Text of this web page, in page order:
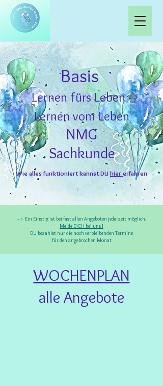
Basis
Lernen fürs Leben -
Lernen vom Leben
NMG
Sachkunde
Wie alles funktioniert kannst DUhiererfahren
-- > Ein Einstig ist bei fast allen Angeboten jederzeit möglich.
Melde DiCH bei uns !
DU bezahlst nur die noch verbleibenden Termine
für den angebrochen Monat
WOCHENPLAN
alle Angebote